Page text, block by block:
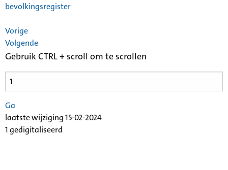
bevolkingsregister
Vorige
Volgende
Gebruik CTRL + scroll om te scrollen
Ga
laatste wijziging 15-02-2024
1 gedigitaliseerd